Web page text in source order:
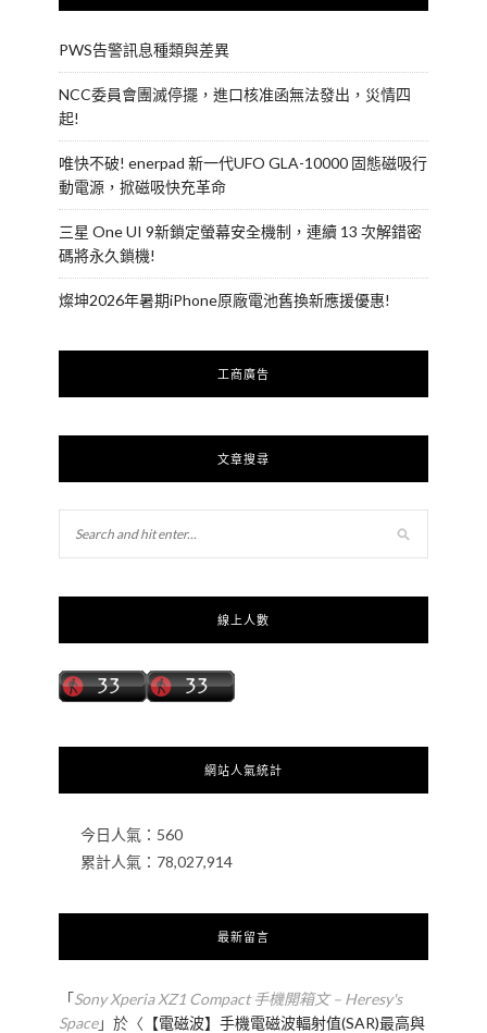
PWS告警訊息種類與差異
NCC委員會團滅停擺，進口核准函無法發出，災情四
起!
唯快不破! enerpad 新一代UFO GLA-10000 固態磁吸行
動電源，掀磁吸快充革命
三星 One UI 9新鎖定螢幕安全機制，連續 13 次解錯密
碼將永久鎖機!
燦坤2026年暑期iPhone原廠電池舊換新應援優惠!
工商廣告
文章搜尋
線上人數
網站人氣統計
今日人氣： 560
累計人氣： 78,027,914
最新留言
「Sony Xperia XZ1 Compact 手機開箱文 – Heresy's
Space」於〈 【電磁波】手機電磁波輻射值(SAR)最高與